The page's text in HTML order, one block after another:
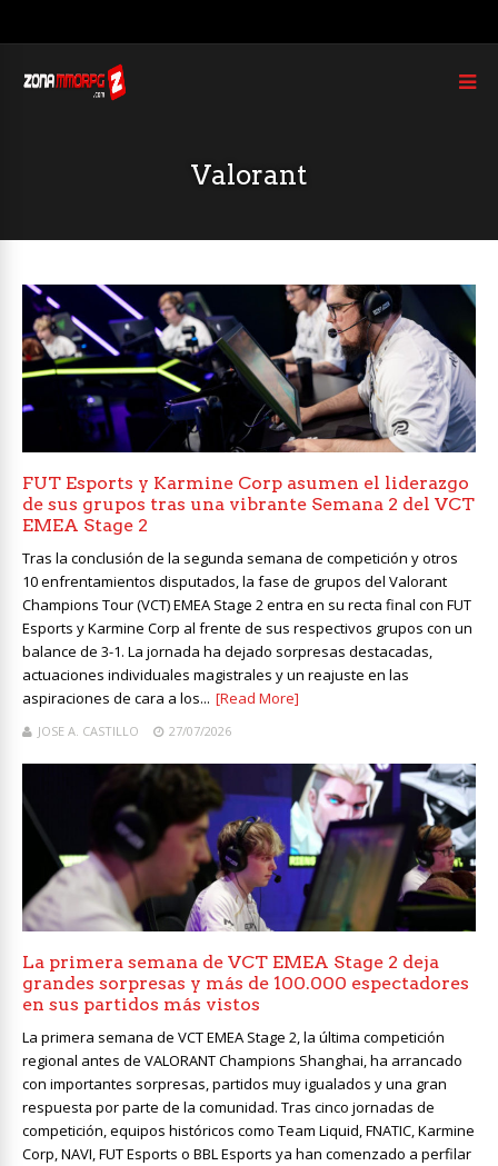
Valorant
FUT Esports y Karmine Corp asumen el liderazgo
de sus grupos tras una vibrante Semana 2 del VCT
EMEA Stage 2
Tras la conclusión de la segunda semana de competición y otros
10 enfrentamientos disputados, la fase de grupos del Valorant
Champions Tour (VCT) EMEA Stage 2 entra en su recta final con FUT
Esports y Karmine Corp al frente de sus respectivos grupos con un
balance de 3-1. La jornada ha dejado sorpresas destacadas,
actuaciones individuales magistrales y un reajuste en las
aspiraciones de cara a los... [Read More]
JOSE A. CASTILLO 27/07/2026
La primera semana de VCT EMEA Stage 2 deja
grandes sorpresas y más de 100.000 espectadores
en sus partidos más vistos
La primera semana de VCT EMEA Stage 2, la última competición
regional antes de VALORANT Champions Shanghai, ha arrancado
con importantes sorpresas, partidos muy igualados y una gran
respuesta por parte de la comunidad. Tras cinco jornadas de
competición, equipos históricos como Team Liquid, FNATIC, Karmine
Corp, NAVI, FUT Esports o BBL Esports ya han comenzado a perfilar